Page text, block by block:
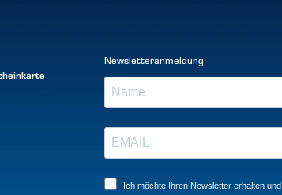
Newsletteranmeldung
Ich möchte Ihren Newsletter erhalten und